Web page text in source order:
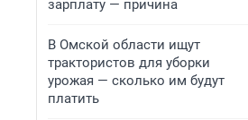
зарплату — причина
В Омской области ищут
трактористов для уборки
урожая — сколько им будут
платить